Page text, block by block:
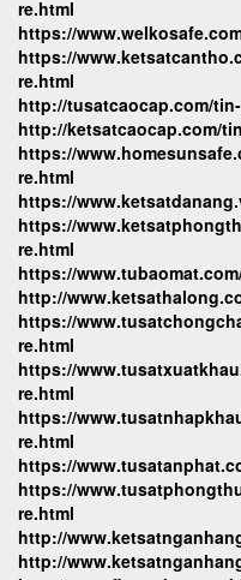
re.html
https://
https://
re.html
http://tusatcaocap.com/
http://ketsatcaocap.com/
https://
re.html
https://
https://
re.html
https://
http://
https://
re.html
https://
re.html
https://
re.html
https://
https://
re.html
http://
http://